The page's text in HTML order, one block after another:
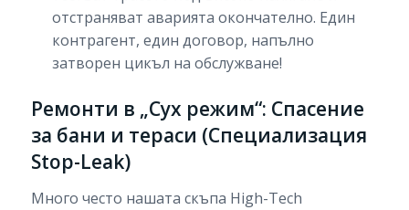
отстраняват аварията окончателно. Един
контрагент, един договор, напълно
затворен цикъл на обслужване!
Ремонти в „Сух режим“: Спасение
за бани и тераси (Специализация
Stop-Leak)
Много често нашата скъпа High-Tech